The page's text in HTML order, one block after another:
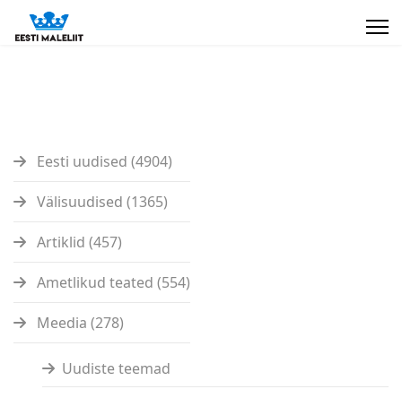
Eesti uudised (4904)
Välisuudised (1365)
Artiklid (457)
Ametlikud teated (554)
Meedia (278)
Uudiste teemad